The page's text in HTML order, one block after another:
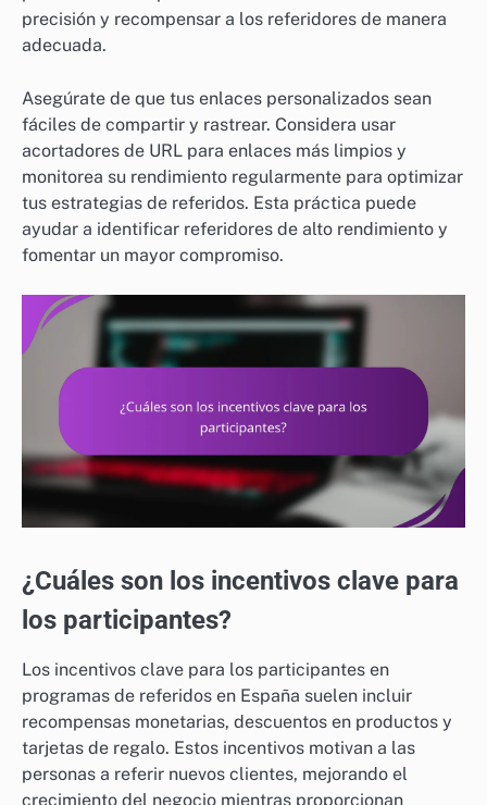
precisión y recompensar a los referidores de manera
adecuada.
Asegúrate de que tus enlaces personalizados sean
fáciles de compartir y rastrear. Considera usar
acortadores de URL para enlaces más limpios y
monitorea su rendimiento regularmente para optimizar
tus estrategias de referidos. Esta práctica puede
ayudar a identificar referidores de alto rendimiento y
fomentar un mayor compromiso.
¿Cuáles son los incentivos clave para
los participantes?
Los incentivos clave para los participantes en
programas de referidos en España suelen incluir
recompensas monetarias, descuentos en productos y
tarjetas de regalo. Estos incentivos motivan a las
personas a referir nuevos clientes, mejorando el
crecimiento del negocio mientras proporcionan